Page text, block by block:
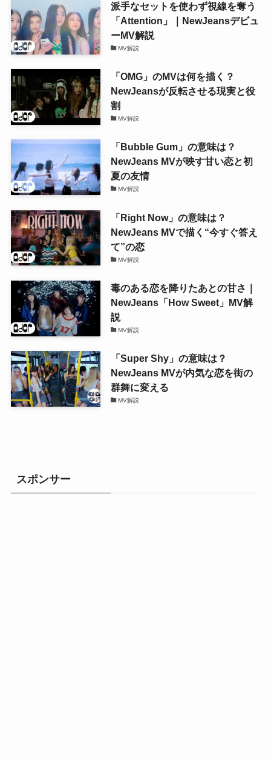
派手なセットを使わず視線を奪う
「Attention」｜NewJeansデビュ
ーMV解説
MV解説
「OMG」のMVは何を描く？
NewJeansが反転させる現実と役
割
MV解説
「Bubble Gum」の意味は？
NewJeans MVが映す甘い恋と初
夏の友情
MV解説
「Right Now」の意味は？
NewJeans MVで描く“今すぐ答え
て”の恋
MV解説
毒のある恋を降りたあとの甘さ｜
NewJeans「How Sweet」MV解
説
MV解説
「Super Shy」の意味は？
NewJeans MVが内気な恋を街の
群舞に変える
MV解説
スポンサー